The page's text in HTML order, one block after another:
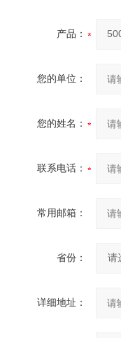
产品：
您的单位：
您的姓名：
联系电话：
常用邮箱：
省份：
详细地址：